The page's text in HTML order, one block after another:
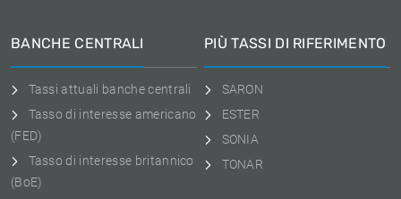
BANCHE CENTRALI
Tassi attuali banche centrali
Tasso di interesse americano
(FED)
Tasso di interesse britannico
(BoE)
PIÙ TASSI DI RIFERIMENTO
SARON
ESTER
SONIA
TONAR